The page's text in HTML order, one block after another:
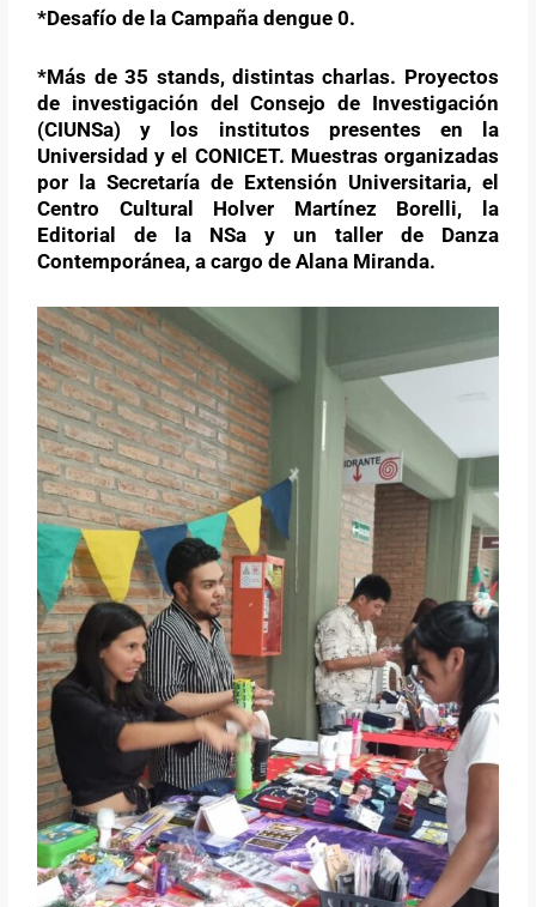
*Desafío de la Campaña dengue 0.
*Más de 35 stands, distintas charlas. Proyectos
de investigación del Consejo de Investigación
(CIUNSa) y los institutos presentes en la
Universidad y el CONICET. Muestras organizadas
por la Secretaría de Extensión Universitaria, el
Centro Cultural Holver Martínez Borelli, la
Editorial de la NSa y un taller de Danza
Contemporánea, a cargo de Alana Miranda.